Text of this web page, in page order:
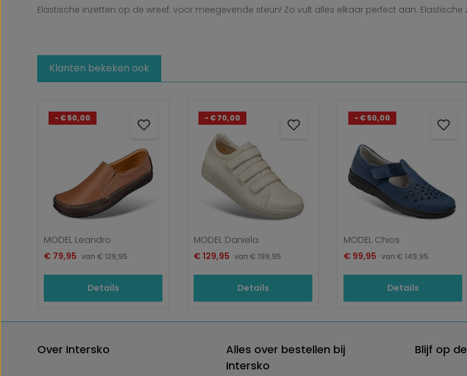
Elastische inzetten op de wreef: voor meegevende steun! Zo vult alles elkaar perfect aan.
Klanten bekeken ook
- € 50,00
MODEL Leandro
Verkoopprijs:
€ 79,95 vanNormale prijs:
€ 129,95
Details
- € 70,00
MODEL Daniela
Verkoopprijs:
€ 129,95 vanNormale prijs:
€ 199,95
Details
- € 50,00
MODEL Chios
Verkoopprijs:
€ 99,95 vanNormale prijs:
€ 149,95
Details
Over Intersko
Alles over bestellen bij
Intersko
Blijf op